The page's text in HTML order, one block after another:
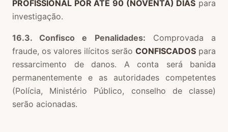
PROFISSIONAL POR ATÉ 90 (NOVENTA) DIAS para
investigação.
16.3. Confisco e Penalidades: Comprovada a
fraude, os valores ilícitos serão CONFISCADOS para
ressarcimento de danos. A conta será banida
permanentemente e as autoridades competentes
(Polícia, Ministério Público, conselho de classe)
serão acionadas.